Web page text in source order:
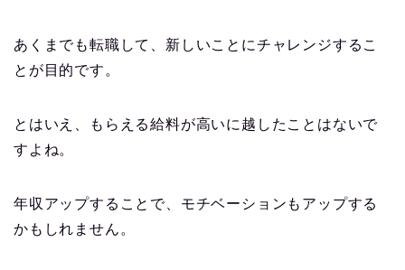
あくまでも転職して、新しいことにチャレンジするこ
とが目的です。
とはいえ、もらえる給料が高いに越したことはないで
すよね。
年収アップすることで、モチベーションもアップする
かもしれません。